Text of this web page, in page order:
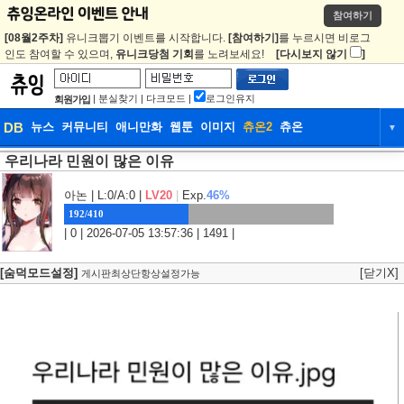
참여하기
[08월2주차] 유니크뽑기 이벤트를 시작합니다. [참여하기] 를 누르시면 비로그
인도 참여할 수 있으며, 유니크당첨 기회 를 노려보세요! [다시보지 않기 ]
회원가입 | 분실찾기 | 다크모드 | 로그인유지
DB 뉴스 커뮤니티 애니만화 웹툰 이미지 츄온2 츄온 ▼
DB 뉴스
웹툰 이미지
우리나라 민원이 많은 이유
아논 | L:0/A:0 | LV20 Exp.46%
192/410
| 0 | 2026-07-05 13:57:36 | 1491 |
[숨덕모드설정] 게시판최상단항상설정가능 [닫기X]